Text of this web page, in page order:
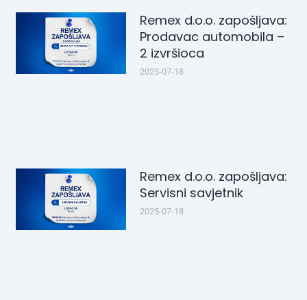
Remex d.o.o. zapošljava:
Prodavac automobila –
2 izvršioca
2025-07-18
Remex d.o.o. zapošljava:
Servisni savjetnik
2025-07-18